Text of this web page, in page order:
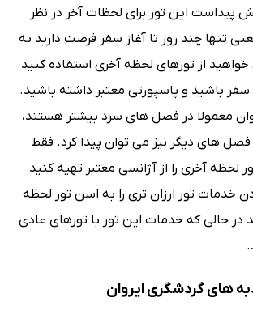
این تور برای لحظات آخر در نظر
تنها چند روز تا آغاز سفر فرصت دارید به
از تورهای لحظه آخری استفاده کنید
باشید و پاسپورتی معتبر داشته باشید.
معمولا در فصل های سرد بیشتر هستند،
های دیگر نیز می توان پیدا کرد. فقط
لحظه آخری را از آژانسی معتبر تهیه کنید
خدمات تور ارزان تری را به اسن تور لحظه
در حالی که خدمات این تور با تورهای عادی
های گردشگری ایروان